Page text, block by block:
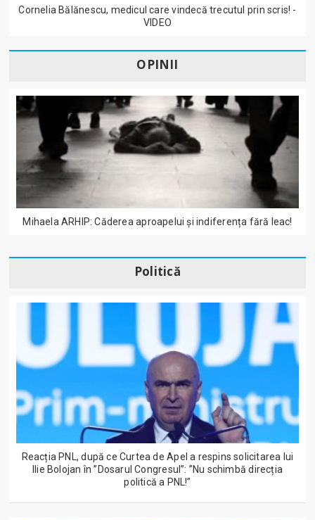
Cornelia Bălănescu, medicul care vindecă trecutul prin scris! -
VIDEO
OPINII
Mihaela ARHIP: Căderea aproapelui și indiferența fără leac!
Politică
Reacția PNL, după ce Curtea de Apel a respins solicitarea lui
Ilie Bolojan în ”Dosarul Congresul”: ”Nu schimbă direcția
politică a PNL!”